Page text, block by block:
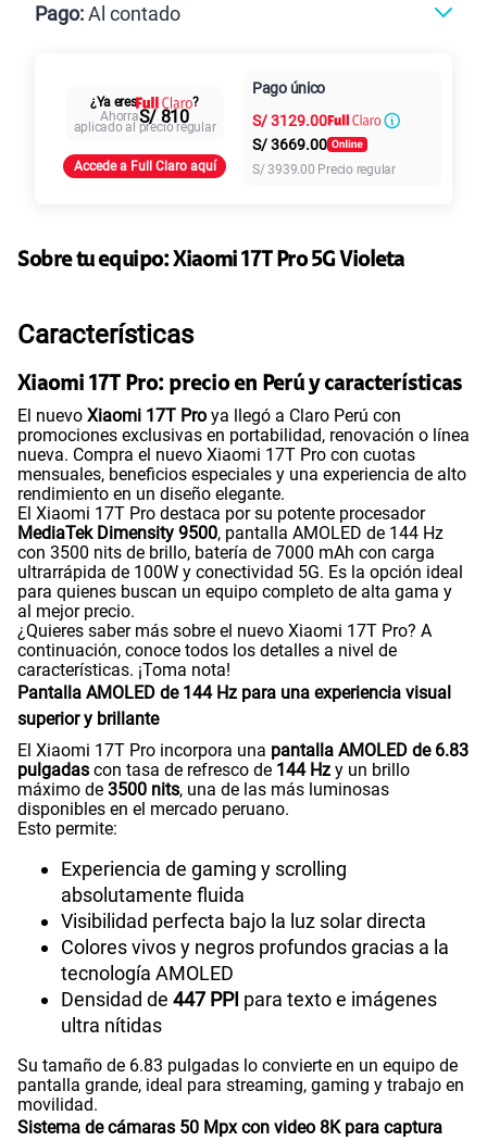
Paga solo
25GBen alta velocidad
S/29.90
en alta velocidad
30GBen alta velocidad
Paga solo S/56.90
Paga solo
75 GBen alta velocidad
S/60.90
Ver menos planes
Pago:Al contado
Al contado Cuotas Claro
intereses
¿Ya eres
?
AhorraS/ 810
aplicado al precio regular
Accede a Full Claro aquí
Pago único
S/3129.00
S/3669.00
S/3939.00 Precio regular
Sobre tu equipo:Xiaomi 17T Pro 5G Violeta
Características
Xiaomi 17T Pro: precio en Perú y características
El nuevo Xiaomi 17T Pro ya llegó a Claro Perú con
promociones exclusivas en portabilidad, renovación o línea
nueva. Compra el nuevo Xiaomi 17T Pro con cuotas
mensuales, beneficios especiales y una experiencia de alto
rendimiento en un diseño elegante.
El Xiaomi 17T Pro destaca por su potente procesador
MediaTek Dimensity 9500, pantalla AMOLED de 144 Hz
con 3500 nits de brillo, batería de 7000 mAh con carga
ultrarrápida de 100W y conectividad 5G. Es la opción ideal
para quienes buscan un equipo completo de alta gama y
al mejor precio.
¿Quieres saber más sobre el nuevo Xiaomi 17T Pro? A
continuación, conoce todos los detalles a nivel de
características. ¡Toma nota!
Pantalla AMOLED de 144 Hz para una experiencia visual
superior y brillante
El Xiaomi 17T Pro incorpora una pantalla AMOLED de 6.83
pulgadas con tasa de refresco de 144 Hz y un brillo
máximo de 3500 nits, una de las más luminosas
disponibles en el mercado peruano.
Esto permite:
Experiencia de gaming y scrolling
absolutamente fluida
Visibilidad perfecta bajo la luz solar directa
Colores vivos y negros profundos gracias a la
tecnología AMOLED
Densidad de 447 PPI para texto e imágenes
ultra nítidas
Su tamaño de 6.83 pulgadas lo convierte en un equipo de
pantalla grande, ideal para streaming, gaming y trabajo en
movilidad.
Sistema de cámaras 50 Mpx con video 8K para captura